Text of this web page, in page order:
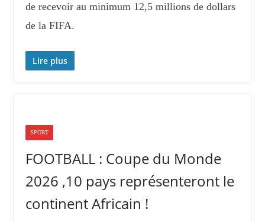
de recevoir au minimum 12,5 millions de dollars
de la FIFA.
Lire plus
SPORT
FOOTBALL : Coupe du Monde
2026 ,10 pays représenteront le
continent Africain !